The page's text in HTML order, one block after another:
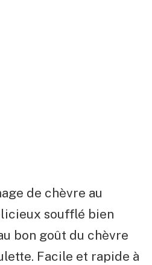
de chèvre au
soufflé bien
bon goût du chèvre
Facile et rapide à